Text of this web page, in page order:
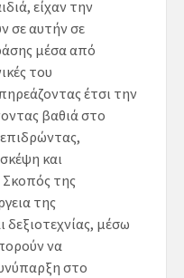
είχαν την
σε αυτήν σε
μέσα από
του
έτσι την
βαθιά στο
και
Σκοπός της
της
δεξιοτεχνίας, μέσω
να
στο